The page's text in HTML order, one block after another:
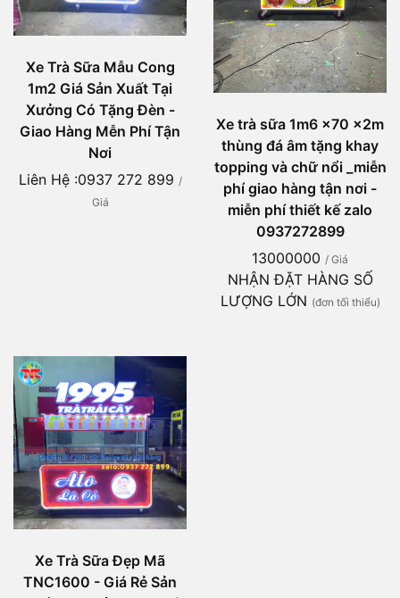
Xe Trà Sữa Mẫu Cong
1m2 Giá Sản Xuất Tại
Xưởng Có Tặng Đèn -
Giao Hàng Mễn Phí Tận
Nơi
Liên Hệ :0937 272 899 /
Giá
Xe trà sữa 1m6 x70 x2m
thùng đá âm tặng khay
topping và chữ nổi _miễn
phí giao hàng tận nơi -
miễn phí thiết kế zalo
0937272899
13000000 / Giá
NHẬN ĐẶT HÀNG SỐ
LƯỢNG LỚN (đơn tối thiểu)
Xe Trà Sữa Đẹp Mã
TNC1600 - Giá Rẻ Sản